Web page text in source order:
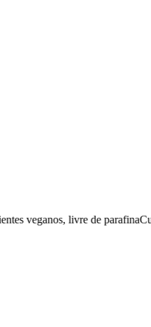
livre de parafina